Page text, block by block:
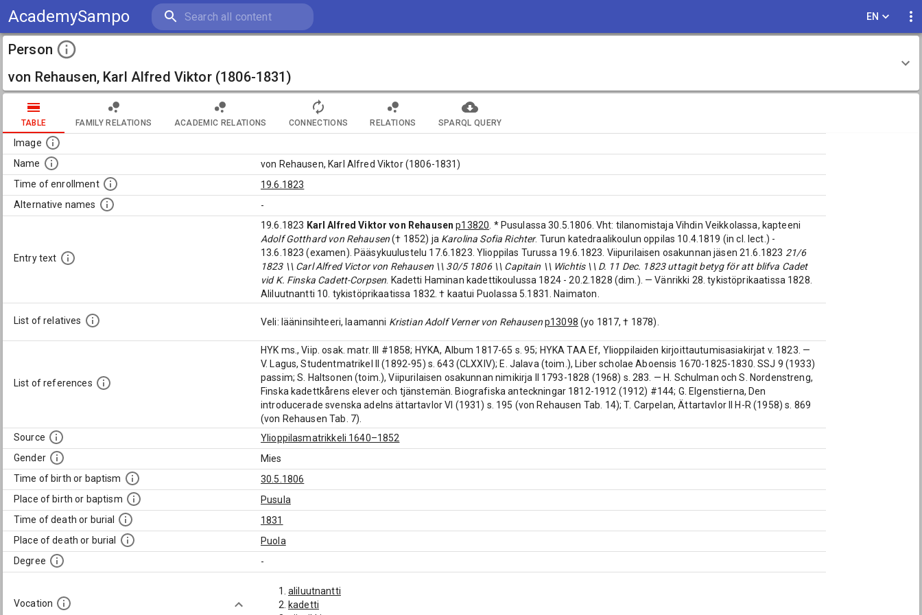
AcademySampo EN
Person
von Rehausen, Karl Alfred Viktor (1806-1831)
TABLE FAMILY RELATIONS ACADEMIC RELATIONS CONNECTIONS RELATIONS SPARQL QUERY
Image
Name
von Rehausen, Karl Alfred Viktor (1806-1831)
Time of enrollment
19.6.1823
Alternative names
-
Entry text
19.6.1823 Karl Alfred Viktor von Rehausen p13820 . * Pusulassa 30.5.1806. Vht: tilanomistaja Vihdin Veikkolassa, kapteeni
Adolf Gotthard von Rehausen(† 1852) ja Karolina Sofia Richter. Turun katedraalikoulun oppilas 10.4.1819 (in cl. lect.) -
13.6.1823 (examen). Pääsykuulustelu 17.6.1823. Ylioppilas Turussa 19.6.1823. Viipurilaisen osakunnan jäsen 21.6.1823 21/6
1823 \\ Carl Alfred Victor von Rehausen \\ 30/5 1806 \\ Capitain \\ Wichtis \\ D. 11 Dec. 1823 uttagit betyg för att blifva Cadet
vid K. Finska Cadett-Corpsen . Kadetti Haminan kadettikoulussa 1824 - 20.2.1828 (dim.). — Vänrikki 28. tykistöprikaatissa 1828.
Aliluutnantti 10. tykistöprikaatissa 1832. † kaatui Puolassa 5.1831. Naimaton.
List of relatives Veli: lääninsihteeri, laamanni Kristian Adolf Verner von Rehausen p13098 (yo 1817, † 1878).
List of references
HYK ms., Viip. osak. matr. III #1858; HYKA, Album 1817-65 s. 95; HYKA TAA Ef, Ylioppilaiden kirjoittautumisasiakirjat v. 1823. —
V. Lagus, Studentmatrikel II (1892-95) s. 643 (CLXXIV); E. Jalava (toim.), Liber scholae Aboensis 1670-1825-1830. SSJ 9 (1933)
passim; S. Haltsonen (toim.), Viipurilaisen osakunnan nimikirja II 1793-1828 (1968) s. 283. — H. Schulman och S. Nordenstreng,
Finska kadettkårens elever och tjänstemän. Biografiska anteckningar 1812-1912 (1912) #144; G. Elgenstierna, Den
introducerade svenska adelns ättartavlor VI (1931) s. 195 (von Rehausen Tab. 14); T. Carpelan, Ättartavlor II H-R (1958) s. 869
(von Rehausen Tab. 7).
Source
Ylioppilasmatrikkeli 1640–1852
Gender
Mies
Time of birth or baptism
30.5.1806
Place of birth or baptism
Pusula
Time of death or burial
1831
Place of death or burial
Puola
Degree
-
Vocation
aliluutnantti
kadetti